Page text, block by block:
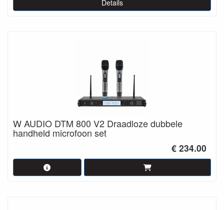
Details
W AUDIO DTM 800 V2 Draadloze dubbele
handheld microfoon set
€ 234.00